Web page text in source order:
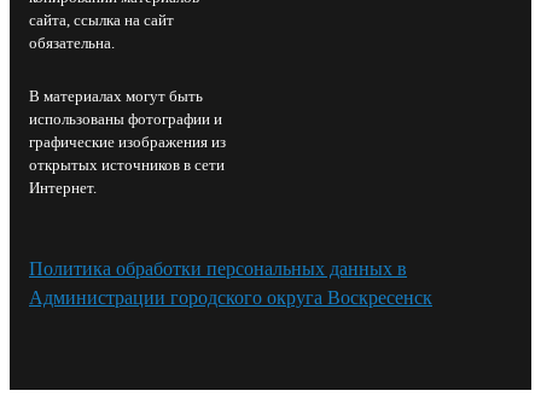
сайта, ссылка на сайт
обязательна.
В материалах могут быть
использованы фотографии и
графические изображения из
открытых источников в сети
Интернет.
Политика обработки персональных данных в
Администрации городского округа Воскресенск